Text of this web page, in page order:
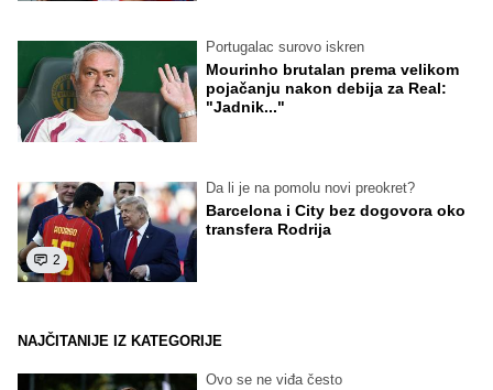
Portugalac surovo iskren
Mourinho brutalan prema velikom
pojačanju nakon debija za Real:
"Jadnik..."
2
Da li je na pomolu novi preokret?
Barcelona i City bez dogovora oko
transfera Rodrija
NAJČITANIJE IZ KATEGORIJE
Ovo se ne viđa često